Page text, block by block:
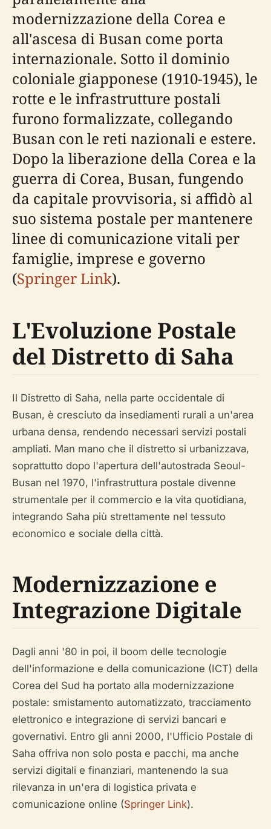
modernizzazione della Corea e
all'ascesa di Busan come porta
internazionale. Sotto il dominio
coloniale giapponese (1910-1945), le
rotte e le infrastrutture postali
furono formalizzate, collegando
Busan con le reti nazionali e estere.
Dopo la liberazione della Corea e la
guerra di Corea, Busan, fungendo
da capitale provvisoria, si affidò al
suo sistema postale per mantenere
linee di comunicazione vitali per
famiglie, imprese e governo
(Springer Link).
L'Evoluzione Postale
del Distretto di Saha
Il Distretto di Saha, nella parte occidentale di
Busan, è cresciuto da insediamenti rurali a un'area
urbana densa, rendendo necessari servizi postali
ampliati. Man mano che il distretto si urbanizzava,
soprattutto dopo l'apertura dell'autostrada Seoul-
Busan nel 1970, l'infrastruttura postale divenne
strumentale per il commercio e la vita quotidiana,
integrando Saha più strettamente nel tessuto
economico e sociale della città.
Modernizzazione e
Integrazione Digitale
Dagli anni '80 in poi, il boom delle tecnologie
dell'informazione e della comunicazione (ICT) della
Corea del Sud ha portato alla modernizzazione
postale: smistamento automatizzato, tracciamento
elettronico e integrazione di servizi bancari e
governativi. Entro gli anni 2000, l'Ufficio Postale di
Saha offriva non solo posta e pacchi, ma anche
servizi digitali e finanziari, mantenendo la sua
rilevanza in un'era di logistica privata e
comunicazione online (Springer Link).